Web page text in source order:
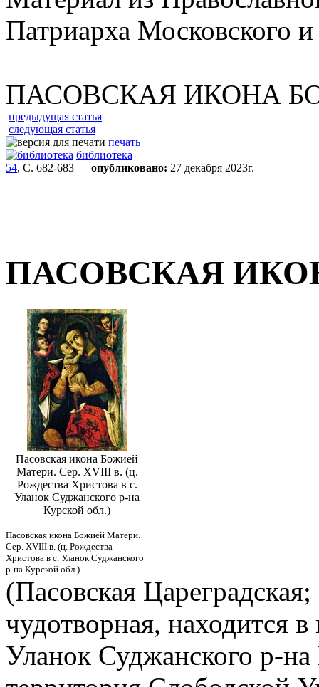
Патриарха Московского
ПАСОВСКАЯ ИКОНА
предыдущая статья
следующая статья
печать
библиотека
54, С. 682-683 опубликовано: 27 декабря 2023г.
ПАСОВСКАЯ
Пасовская икона Божией
Матери. Сер. XVIII в. (ц.
Рождества Христова в с.
Уланок Суджанского р-на
Курской обл.)
Пасовская икона Божией Матери.
Сер. XVIII в. (ц. Рождества
Христова в с. Уланок Суджанского
р-на Курской обл.)
(Пасовская
чудотворная, находится
Уланок Суджанского р-